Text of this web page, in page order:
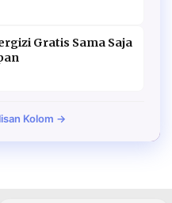
Gratis Sama Saja
Kolom →